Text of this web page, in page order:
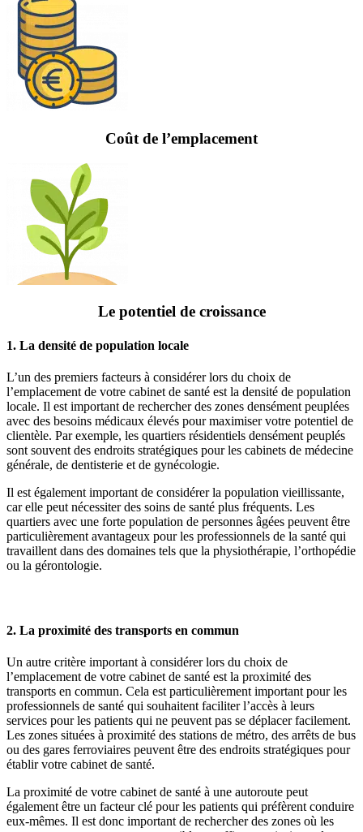
Coût de l’emplacement
Le potentiel de croissance
1. La densité de population locale
L’un des premiers facteurs à considérer lors du choix de
l’emplacement de votre cabinet de santé est la densité de population
locale. Il est important de rechercher des zones densément peuplées
avec des besoins médicaux élevés pour maximiser votre potentiel de
clientèle. Par exemple, les quartiers résidentiels densément peuplés
sont souvent des endroits stratégiques pour les cabinets de médecine
générale, de dentisterie et de gynécologie.
Il est également important de considérer la population vieillissante,
car elle peut nécessiter des soins de santé plus fréquents. Les
quartiers avec une forte population de personnes âgées peuvent être
particulièrement avantageux pour les professionnels de la santé qui
travaillent dans des domaines tels que la physiothérapie, l’orthopédie
ou la gérontologie.
2. La proximité des transports en commun
Un autre critère important à considérer lors du choix de
l’emplacement de votre cabinet de santé est la proximité des
transports en commun. Cela est particulièrement important pour les
professionnels de santé qui souhaitent faciliter l’accès à leurs
services pour les patients qui ne peuvent pas se déplacer facilement.
Les zones situées à proximité des stations de métro, des arrêts de bus
ou des gares ferroviaires peuvent être des endroits stratégiques pour
établir votre cabinet de santé.
La proximité de votre cabinet de santé à une autoroute peut
également être un facteur clé pour les patients qui préfèrent conduire
eux-mêmes. Il est donc important de rechercher des zones où les